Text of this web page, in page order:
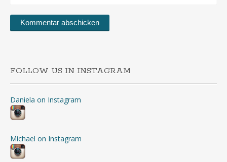
FOLLOW US IN INSTAGRAM
Daniela on Instagram
Michael on Instagram